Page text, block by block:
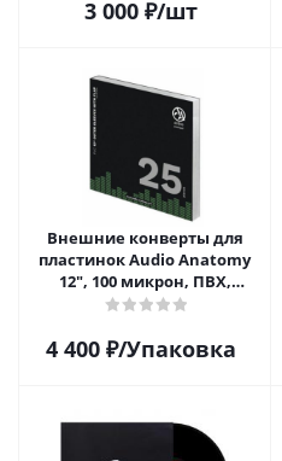
3 000₽/шт
Внешние конверты для
пластинок Audio Anatomy
12", 100 микрон, ПВХ,
GATEFOLD (25 шт)
4 400₽/Упаковка